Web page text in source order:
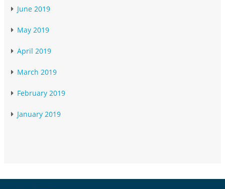
June 2019
May 2019
April 2019
March 2019
February 2019
January 2019